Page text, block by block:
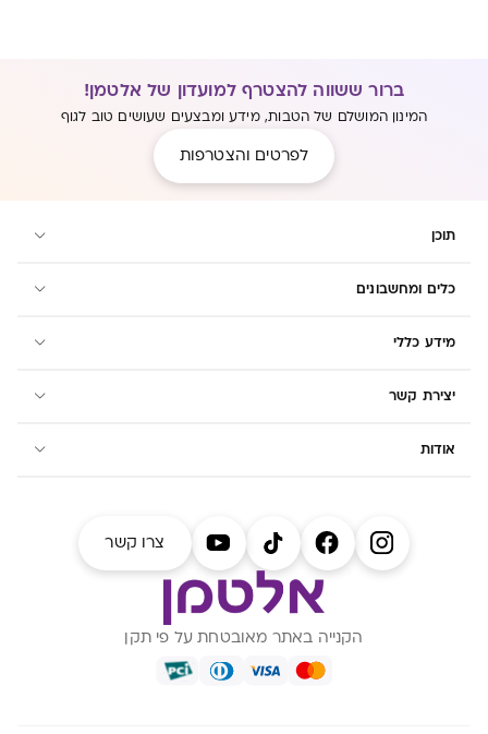
ברור ששווה להצטרף למועדון של אלטמן!
המינון המושלם של הטבות, מידע ומבצעים שעושים טוב לגוף
לפרטים והצטרפות
תוכן
כלים ומחשבונים
מידע כללי
יצירת קשר
אודות
צרו קשר
הקנייה באתר מאובטחת על פי תקן